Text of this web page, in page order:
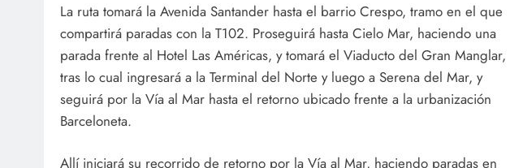
La ruta tomará la Avenida Santander hasta el barrio Crespo, tramo en el que
compartirá paradas con la T102. Proseguirá hasta Cielo Mar, haciendo una
parada frente al Hotel Las Américas, y tomará el Viaducto del Gran Manglar,
tras lo cual ingresará a la Terminal del Norte y luego a Serena del Mar, y
seguirá por la Vía al Mar hasta el retorno ubicado frente a la urbanización
Barceloneta.
Allí iniciará su recorrido de retorno por la Vía al Mar, haciendo paradas en